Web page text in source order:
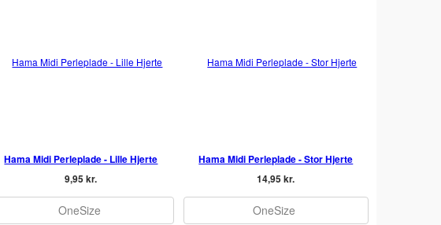
Hama Midi Perleplade - Lille Hjerte
9,95 kr.
OneSize
Hama Midi Perleplade - Stor Hjerte
14,95 kr.
OneSize